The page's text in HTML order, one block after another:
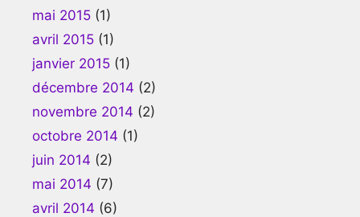
mai 2015 (1)
avril 2015 (1)
janvier 2015 (1)
décembre 2014 (2)
novembre 2014 (2)
octobre 2014 (1)
juin 2014 (2)
mai 2014 (7)
avril 2014 (6)